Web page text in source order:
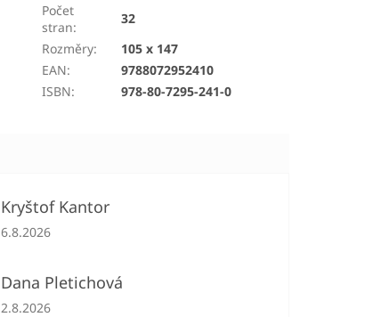
Počet
stran:
32
Rozměry:
105 x 147
EAN:
9788072952410
ISBN: 978-80-7295-241-0
Kryštof Kantor
Hodnocení obchodu je 5 z 5 hvězdiček.
6.8.2026
Dana Pletichová
Hodnocení obchodu je 5 z 5 hvězdiček.
2.8.2026